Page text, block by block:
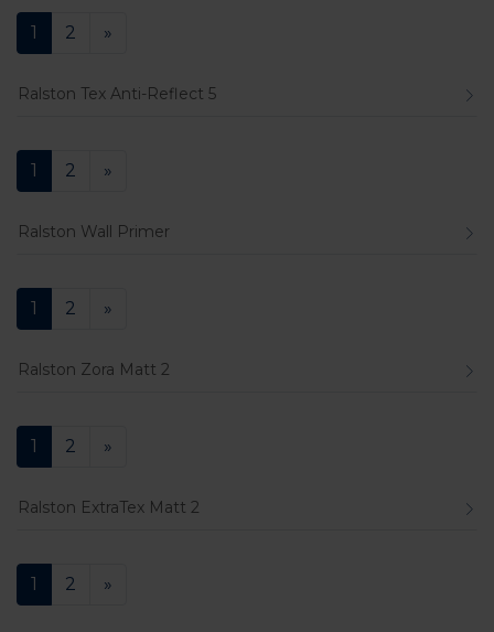
1 2 »
Ralston Tex Anti-Reflect 5
1 2 »
Ralston Wall Primer
1 2 »
Ralston Zora Matt 2
1 2 »
Ralston ExtraTex Matt 2
1 2 »